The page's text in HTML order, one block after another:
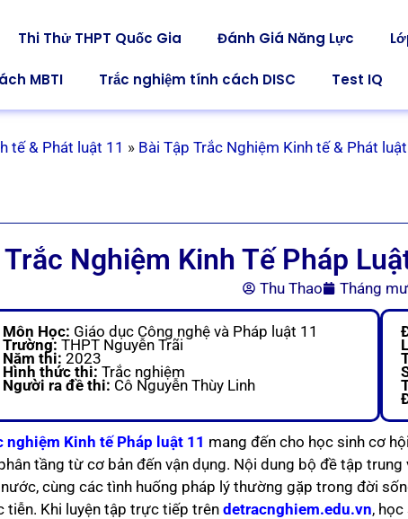
Thi Thử THPT Quốc Gia Đánh Giá Năng Lực
MBTI Trắc nghiệm tính cách DISC Test IQ
tế & Phát luật 11 » Bài Tập Trắc Nghiệm Kinh tế & Phát
Trắc Nghiệm Kinh Tế Pháp
Thu Thao Tháng
Môn Học: Giáo dục Công nghệ và Pháp luật 11
Trường: THPT Nguyễn Trãi
Năm thi:2023
Hình thức thi:Trắc nghiệm
Người ra đề thi: Cô Nguyễn Thùy Linh
nghiệm Kinh tế Pháp luật 11 mang đến cho học sinh cơ
tầng từ cơ bản đến vận dụng. Nội dung bộ đề tập
nước, cùng các tình huống pháp lý thường gặp trong đời
tiễn. Khi luyện tập trực tiếp trêndetracnghiem.edu.vn,